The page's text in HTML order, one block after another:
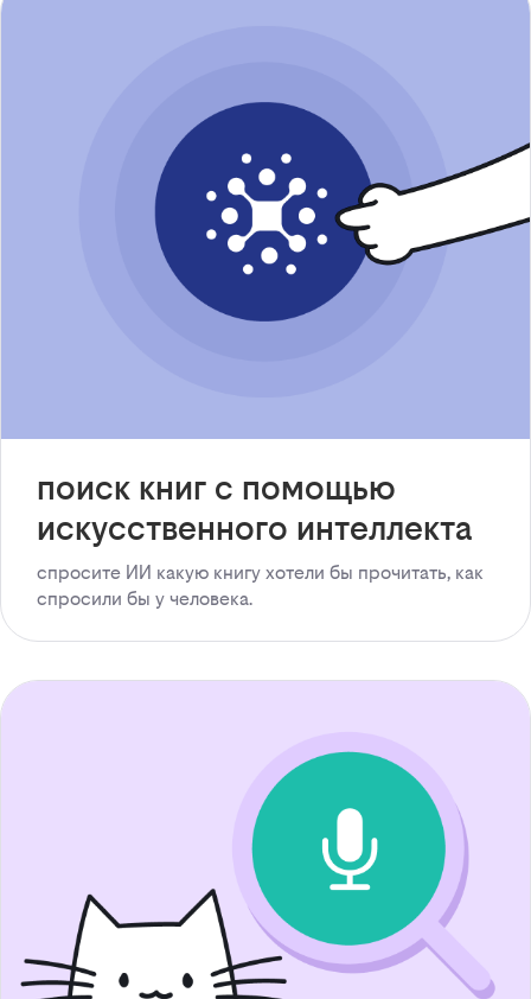
поиск книг с помощью
искусственного интеллекта
спросите ИИ какую книгу хотели бы прочитать, как
спросили бы у человека.